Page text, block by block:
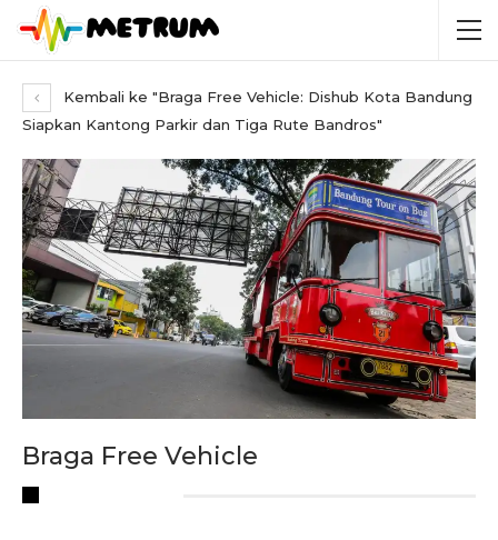
Kembali ke "Braga Free Vehicle: Dishub Kota Bandung
Siapkan Kantong Parkir dan Tiga Rute Bandros"
Braga Free Vehicle